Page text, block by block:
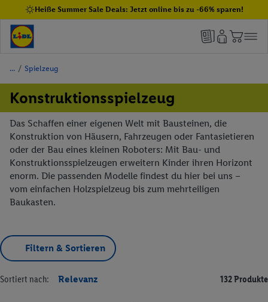
Heiße Summer Sale Deals: Jetzt online bis zu -66% sparen!
/ Spielzeug
Konstruktionsspielzeug
Das Schaffen einer eigenen Welt mit Bausteinen, die
Konstruktion von Häusern, Fahrzeugen oder Fantasietieren
oder der Bau eines kleinen Roboters: Mit Bau- und
Konstruktionsspielzeugen erweitern Kinder ihren Horizont
enorm. Die passenden Modelle findest du hier bei uns –
vom einfachen Holzspielzeug bis zum mehrteiligen
Baukasten.
Filtern & Sortieren
Sortiert nach: Relevanz 132 Produkte